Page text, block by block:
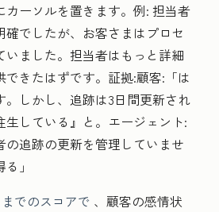
カーソルを置きます。例: 担当者
確でしたが、お客さまはプロセ
いました。担当者はもっと詳細
できたはずです。証拠:顧客:「は
。しかし、追跡は3日間更新され
生している』と。エージェント:
の追跡の更新を管理していませ
」
までのスコアで 、顧客の感情状